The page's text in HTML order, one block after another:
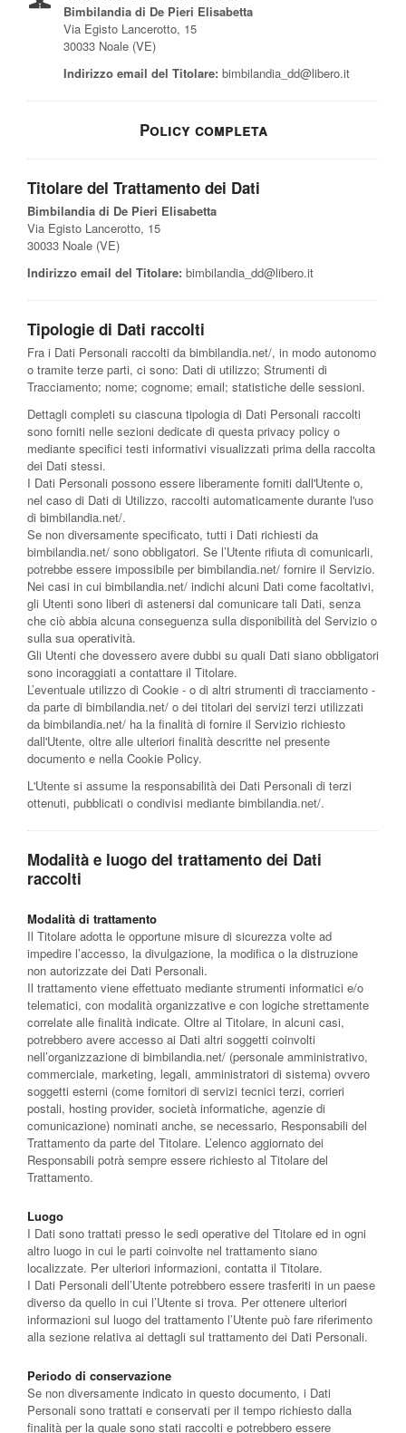
Bimbilandia di De Pieri Elisabetta
Via Egisto Lancerotto, 15
30033 Noale (VE)
Indirizzo email del Titolare: bimbilandia_dd@libero.it
Policy completa
Titolare del Trattamento dei Dati
Bimbilandia di De Pieri Elisabetta
Via Egisto Lancerotto, 15
30033 Noale (VE)
Indirizzo email del Titolare: bimbilandia_dd@libero.it
Tipologie di Dati raccolti
Fra i Dati Personali raccolti da bimbilandia.net/, in modo autonomo
o tramite terze parti, ci sono: Dati di utilizzo; Strumenti di
Tracciamento; nome; cognome; email; statistiche delle sessioni.
Dettagli completi su ciascuna tipologia di Dati Personali raccolti
sono forniti nelle sezioni dedicate di questa privacy policy o
mediante specifici testi informativi visualizzati prima della raccolta
dei Dati stessi.
I Dati Personali possono essere liberamente forniti dall'Utente o,
nel caso di Dati di Utilizzo, raccolti automaticamente durante l'uso
di bimbilandia.net/.
Se non diversamente specificato, tutti i Dati richiesti da
bimbilandia.net/ sono obbligatori. Se l’Utente rifiuta di comunicarli,
potrebbe essere impossibile per bimbilandia.net/ fornire il Servizio.
Nei casi in cui bimbilandia.net/ indichi alcuni Dati come facoltativi,
gli Utenti sono liberi di astenersi dal comunicare tali Dati, senza
che ciò abbia alcuna conseguenza sulla disponibilità del Servizio o
sulla sua operatività.
Gli Utenti che dovessero avere dubbi su quali Dati siano obbligatori
sono incoraggiati a contattare il Titolare.
L’eventuale utilizzo di Cookie - o di altri strumenti di tracciamento -
da parte di bimbilandia.net/ o dei titolari dei servizi terzi utilizzati
da bimbilandia.net/ ha la finalità di fornire il Servizio richiesto
dall'Utente, oltre alle ulteriori finalità descritte nel presente
documento e nella Cookie Policy.
L'Utente si assume la responsabilità dei Dati Personali di terzi
ottenuti, pubblicati o condivisi mediante bimbilandia.net/.
Modalità e luogo del trattamento dei Dati
raccolti
Modalità di trattamento
Il Titolare adotta le opportune misure di sicurezza volte ad
impedire l’accesso, la divulgazione, la modifica o la distruzione
non autorizzate dei Dati Personali.
Il trattamento viene effettuato mediante strumenti informatici e/o
telematici, con modalità organizzative e con logiche strettamente
correlate alle finalità indicate. Oltre al Titolare, in alcuni casi,
potrebbero avere accesso ai Dati altri soggetti coinvolti
nell’organizzazione di bimbilandia.net/ (personale amministrativo,
commerciale, marketing, legali, amministratori di sistema) ovvero
soggetti esterni (come fornitori di servizi tecnici terzi, corrieri
postali, hosting provider, società informatiche, agenzie di
comunicazione) nominati anche, se necessario, Responsabili del
Trattamento da parte del Titolare. L’elenco aggiornato dei
Responsabili potrà sempre essere richiesto al Titolare del
Trattamento.
Luogo
I Dati sono trattati presso le sedi operative del Titolare ed in ogni
altro luogo in cui le parti coinvolte nel trattamento siano
localizzate. Per ulteriori informazioni, contatta il Titolare.
I Dati Personali dell’Utente potrebbero essere trasferiti in un paese
diverso da quello in cui l’Utente si trova. Per ottenere ulteriori
informazioni sul luogo del trattamento l’Utente può fare riferimento
alla sezione relativa ai dettagli sul trattamento dei Dati Personali.
Periodo di conservazione
Se non diversamente indicato in questo documento, i Dati
Personali sono trattati e conservati per il tempo richiesto dalla
finalità per la quale sono stati raccolti e potrebbero essere